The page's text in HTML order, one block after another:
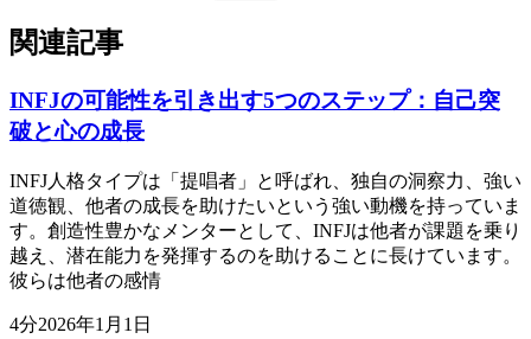
関連記事
INFJの可能性を引き出す5つのステップ：自己突
破と心の成長
INFJ人格タイプは「提唱者」と呼ばれ、独自の洞察力、強い
道徳観、他者の成長を助けたいという強い動機を持っていま
す。創造性豊かなメンターとして、INFJは他者が課題を乗り
越え、潜在能力を発揮するのを助けることに長けています。
彼らは他者の感情
4分2026年1月1日